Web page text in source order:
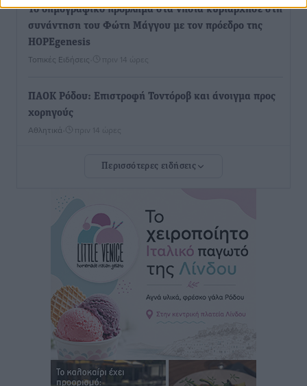
To δημογραφικό πρόβλημα στα νησιά κυριάρχησε στη
συνάντηση του Φώτη Μάγγου με τον πρόεδρο της
HOPEgenesis
Τοπικές Ειδήσεις πριν 14 ώρες
ΠΑΟΚ Ρόδου: Επιστροφή Τοντόροβ και άνοιγμα προς
χορηγούς
Αθλητικά πριν 14 ώρες
Rhodes Beyond Summer – Εκεί που το καλοκαίρι
Τοπικές Ειδήσεις
Κικίλιας: Μειώθηκαν κατά 34% οι μεταναστευτικές
ροές στα θαλάσσια σύνορα
πριν 14 ώρες
Κως: Γερμανός τουρίστας κέρδισε αποζημίωση 900
ευρώ επειδή δεν βρήκε ξαπλώστρες στις
οικογενειακές διακοπές του
Τοπικές Ειδήσεις• πριν 14 ώρες
Περισσότερες ειδήσεις